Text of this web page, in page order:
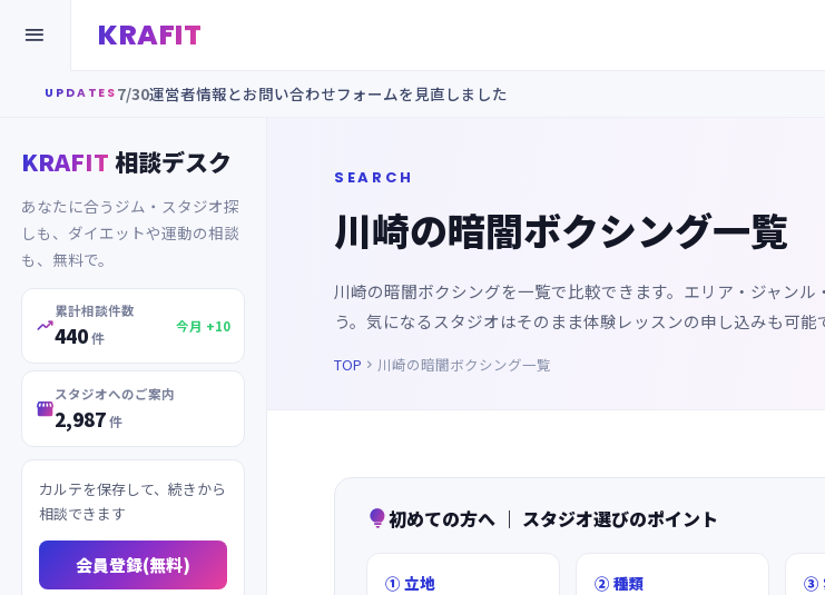
KRAFIT

UPDATES 7/30運営者情報とお問い合わせフォームを見直しました
KRAFIT 相談デスク
あなたに合うジム・スタジオ探
しも、ダイエットや運動の相談
も、無料で。

累計相談件数
440件
今月 +10

スタジオへのご案内
2,987件
カルテを保存して、続きから
相談できます
会員登録(無料)
SEARCH
川崎の暗闇ボクシング一覧
川崎の暗闇ボクシングを一覧で比較できます。エリア・ジャン
う。気になるスタジオはそのまま体験レッスンの申し込みも可能
TOP  川崎の暗闇ボクシング一覧
初めての方へ ｜ スタジオ選びのポイント
① 立地 ② 種類 ③